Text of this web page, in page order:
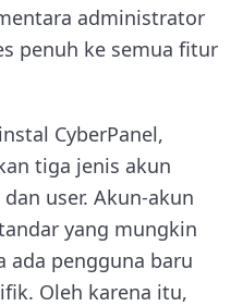
administrator
penuh ke semua fitur
CyberPanel,
tiga jenis akun
user. Akun-akun
yang mungkin
ada pengguna baru
Oleh karena itu,